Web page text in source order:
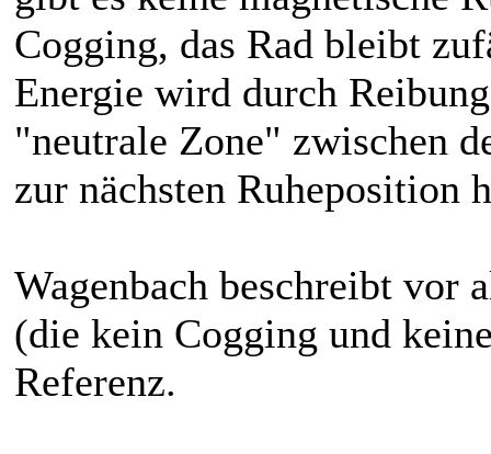
Cogging, das Rad bleibt
Energie wird durch
"neutrale Zone" zwischen
zur nächsten Ruheposition
Wagenbach beschreibt vor
(die kein Cogging und
Referenz.